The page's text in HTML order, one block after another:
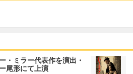
・ミラー代表作を演出・
尾形にて上演